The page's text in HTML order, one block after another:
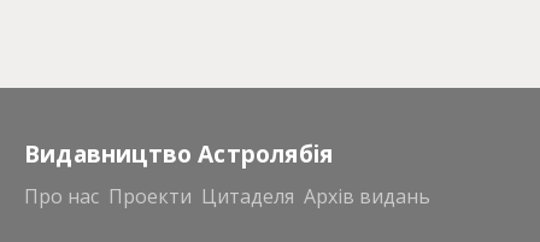
Видавництво Астролябія
Про нас Проекти Цитаделя Архів видань